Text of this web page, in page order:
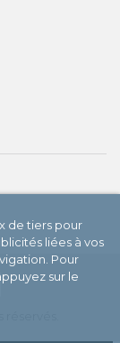
de tiers pour
liées à vos
Pour
sur le